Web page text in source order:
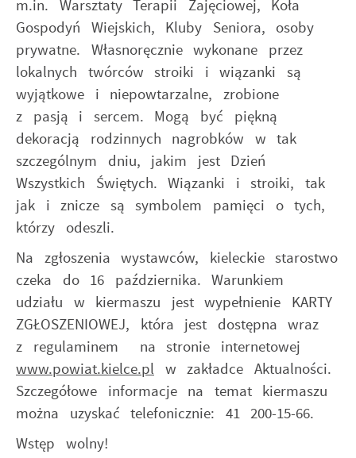
m.in. Warsztaty Terapii Zajęciowej, Koła
Gospodyń Wiejskich, Kluby Seniora, osoby
prywatne. Własnoręcznie wykonane przez
lokalnych twórców stroiki i wiązanki są
wyjątkowe i niepowtarzalne, zrobione
z pasją i sercem. Mogą być piękną
dekoracją rodzinnych nagrobków w tak
szczególnym dniu, jakim jest Dzień
Wszystkich Świętych. Wiązanki i stroiki, tak
jak i znicze są symbolem pamięci o tych,
którzy odeszli.
Na zgłoszenia wystawców, kieleckie starostwo
czeka do 16 października. Warunkiem
udziału w kiermaszu jest wypełnienie KARTY
ZGŁOSZENIOWEJ, która jest dostępna wraz
z regulaminem na stronie internetowej
www.powiat.kielce.pl w zakładce Aktualności.
Szczegółowe informacje na temat kiermaszu
można uzyskać telefonicznie: 41 200-15-66.
Wstęp wolny!
funkcjonalności.
naszych komunikatów na podstawie analizy Twoich
upodobań oraz Twoich zwyczajów dotyczących
przeglądanej witryny internetowej. Treści promocyjne
mogą pojawić się na stronach podmiotów trzecich
lub firm będących naszymi partnerami oraz innych
dostawców usług. Firmy te działają w charakterze
pośredników prezentujących nasze treści w postaci
wiadomości, ofert, komunikatów mediów
społecznościowych.